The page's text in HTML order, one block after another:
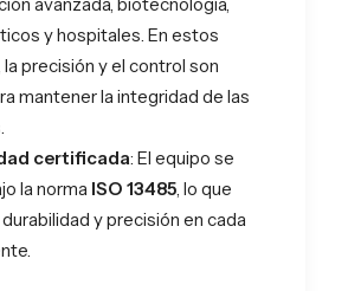
y hospitales. En estos
precisión y el control son
mantener la integridad de las
certificada: El equipo se
la norma ISO 13485, lo que
y precisión en cada